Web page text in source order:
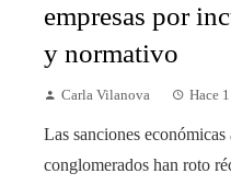
empresas por
y normativo
Carla Vilanova Hace
Las sanciones
conglomerados han roto